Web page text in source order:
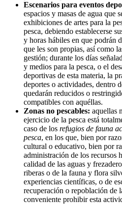
Escenarios para eventos
espacios y masas de agua que
exhibiciones de artes para la
pesca, debiendo establecerse
y horas hábiles en que podrán
que les son propias, así como
gestión; durante los días
y medios para la pesca, o el
deportivas de esta materia, la
deportes o actividades, dentro
quedarán reducidos o
compatibles con aquéllas.
Zonas no pescables: aquellas
ejercicio de la pesca está
caso de los refugios de fauna
pesca, en los que, bien por
cultural o educativo, bien por
administración de los recursos
calidad de las aguas y
riberas o de la fauna y flora
experiencias científicas, o de
recuperación o repoblación de
conveniente prohibir esta